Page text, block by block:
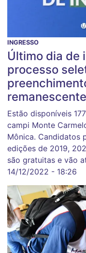
INGRESSO
Último dia de
processo
Estão disponíveis
campi Monte
Mônica. Candidatos
edições de 2019,
são gratuitas e vão
14/12/2022 - 18:26